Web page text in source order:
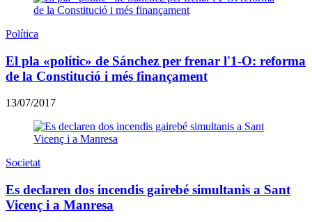
Política
El pla «polític» de Sánchez per frenar l'1-O: reforma
de la Constitució i més finançament
13/07/2017
Societat
Es declaren dos incendis gairebé simultanis a Sant
Vicenç i a Manresa